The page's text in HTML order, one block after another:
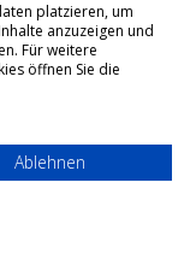
platzieren, um
anzuzeigen und
Für weitere
öffnen Sie die
Ablehnen